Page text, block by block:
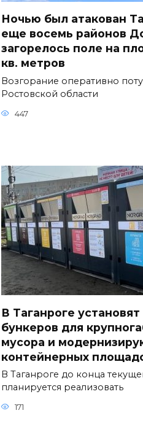
Ночью был атакован
еще восемь районов
загорелось поле на
кв. метров
Возгорание оперативно
Ростовской области
447
В Таганроге установят
бункеров для
мусора и
контейнерных
В Таганроге до конца
планируется реализовать
171